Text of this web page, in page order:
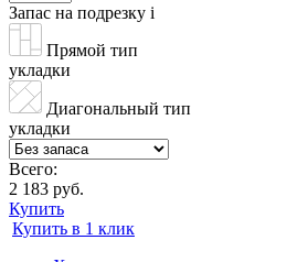
Запас на подрезку i
Прямой тип
укладки
Диагональный тип
укладки
Всего:
2 183 руб.
Купить
Купить в 1 клик